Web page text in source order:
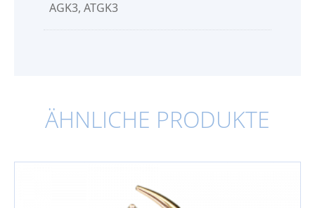
AGK3, ATGK3
ÄHNLICHE PRODUKTE